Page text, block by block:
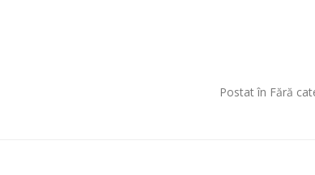
Postat în Fără